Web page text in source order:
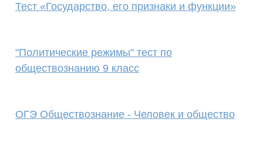
Тест «Государство, его признаки и функции»
"Политические режимы" тест по
обществознанию 9 класс
ОГЭ Обществознание - Человек и общество